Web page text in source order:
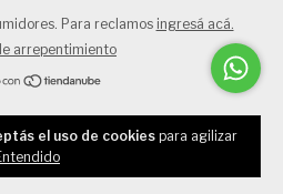
el uso de cookies para agilizar
Para reclamos ingresá acá.
arrepentimiento